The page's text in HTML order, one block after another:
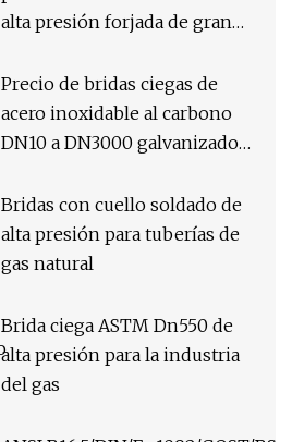
alta presión forjada de gran
Precio de bridas ciegas de
acero inoxidable al carbono
DN10 a DN3000 galvanizado
alta presión Syi
Bridas con cuello soldado de
alta presión para tuberías de
gas natural
Brida ciega ASTM Dn550 de
alta presión para la industria
del gas